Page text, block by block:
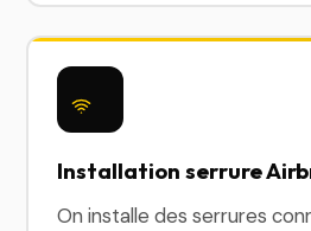
Installation serrure
On installe des serrures